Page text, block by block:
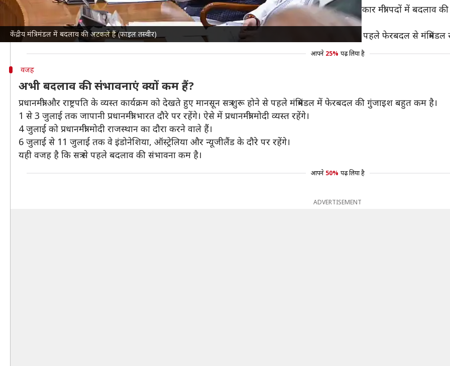
केंद्रीय मंत्रिमंडल में बदलाव की अटकलें हैं (फाइल तस्वीर)
NDTV ने सूत्रों के हवाले से कहा कि मानसून सत्रसे पहले मंत्रिमंडल में फेरबदल की संभावना कम है, क्योंकि सरकार मंत्री पदों में बदलाव की
सूत्रों के अनुसार, मंत्रिमंडल का विस्तार सितंबर या अक्टूबर में हो सकता है।
फिलहाल सरकार का पूरा ध्यान आगामी सत्र में
समेत अन्य विधेयकों को पारित कराने पर है। सत्र से पहले फेरबदल से
आपने 25% पढ़ लिया है
वजह
अभी बदलाव की संभावनाएं क्यों कम हैं?
प्रधानमंत्री और राष्ट्रपति के व्यस्त कार्यक्रम को देखते हुए मानसून सत्र शुरू होने से पहले मंत्रिमंडल में फेरबदल की गुंजाइश बहुत कम है।
1 से 3 जुलाई तक जापानी प्रधानमंत्री भारत दौरे पर रहेंगे। ऐसे में प्रधानमंत्री मोदी व्यस्त रहेंगे।
4 जुलाई को प्रधानमंत्री मोदी राजस्थान का दौरा करने वाले हैं।
6 जुलाई से 11 जुलाई तक वे इंडोनेशिया, ऑस्ट्रेलिया और न्यूजीलैंड के दौरे पर रहेंगे।
यही वजह है कि सत्र से पहले बदलाव की संभावना कम है।
आपने 50% पढ़ लिया है
ADVERTISEMENT